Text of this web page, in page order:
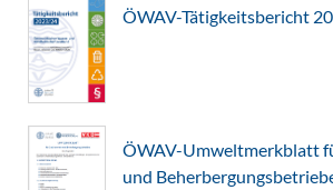
ÖWAV-Tätigkeitsbericht
ÖWAV-Umweltmerkblatt
und